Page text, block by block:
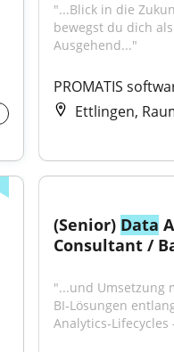
"...Blick in die
bewegst du dich als
Ausgehend..."
PROMATIS
Ettlingen,
(Senior) Data
Consultant /
"...und Umsetzung
BI‑Lösungen